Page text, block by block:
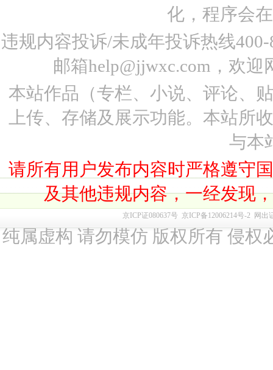
化，程序会
违规内容投诉/未成年投诉热线
邮箱help@jjwxc.com，欢
本站作品（专栏、小说、评论、
上传、存储及展示功能。本站所
与本
请所有用户发布内容时严格遵守
及其他违规内容，一经发现
京ICP证080637号 京ICP备12006214号-2 网出
纯属虚构 请勿模仿 版权所有 侵权